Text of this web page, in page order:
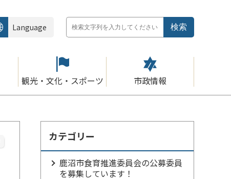
Language
観光・文化・スポーツ 市政情報
カテゴリー
鹿沼市食育推進委員会の公募委員
を募集しています！